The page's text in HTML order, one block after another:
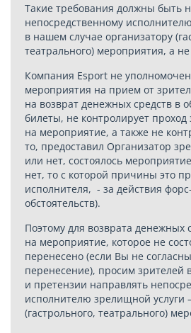
Такие требования должны быть
непосредственному
в нашем случае организатору
театрального) мероприятия, а
Компания Esport не
мероприятия на прием от
на возврат денежных средств в
билеты, не контролирует проход
на мероприятие, а также не
то, предоставил Организатор
или нет, состоялось
нет, то с которой причины это
исполнителя, - за действия
обстоятельств).
Поэтому для возврата денежных
на мероприятие, которое не
перенесено (если Вы не
перенесение), просим зрителей
и претензии направлять
исполнителю зрелищной услуги
(гастрольного, театрального)